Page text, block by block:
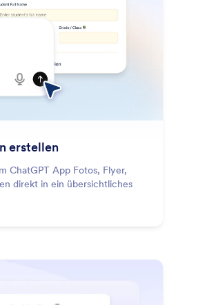
: Create Forms From Images
erstellen
ChatGPT App Fotos, Flyer,
direkt in ein übersichtliches